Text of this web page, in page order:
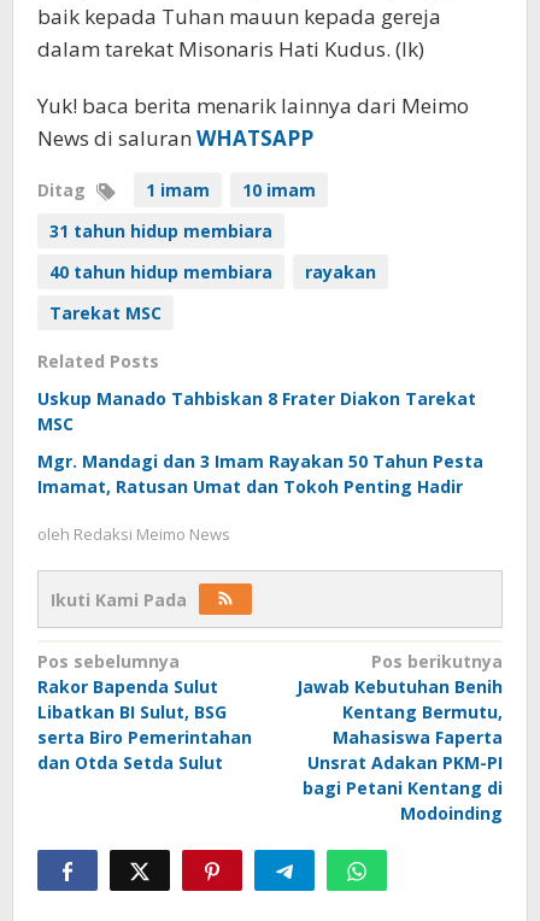
baik kepada Tuhan mauun kepada gereja
dalam tarekat Misonaris Hati Kudus. (lk)
Yuk! baca berita menarik lainnya dari Meimo
News di saluran WHATSAPP
Ditag 1 imam
10 imam
31 tahun hidup membiara
40 tahun hidup membiara
rayakan
Tarekat MSC
Related Posts
Uskup Manado Tahbiskan 8 Frater Diakon Tarekat
MSC
Mgr. Mandagi dan 3 Imam Rayakan 50 Tahun Pesta
Imamat, Ratusan Umat dan Tokoh Penting Hadir
oleh Redaksi Meimo News
Ikuti Kami Pada
Navigasi
pos
Pos sebelumnya
Rakor Bapenda Sulut
Libatkan BI Sulut, BSG
serta Biro Pemerintahan
dan Otda Setda Sulut
Pos berikutnya
Jawab Kebutuhan Benih
Kentang Bermutu,
Mahasiswa Faperta
Unsrat Adakan PKM-PI
bagi Petani Kentang di
Modoinding